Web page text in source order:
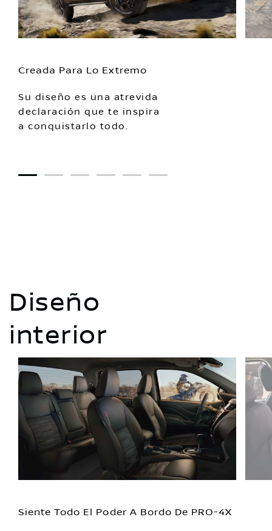
Creada Para Lo Extremo
Su diseño es una atrevida
declaración que te inspira
a conquistarlo todo.
1 2 3 4 5 6
Diseño
interior
Siente Todo El Poder A Bordo De PRO-4X